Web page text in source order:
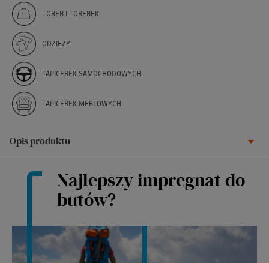
TOREB I TOREBEK
ODZIEŻY
TAPICEREK SAMOCHODOWYCH
TAPICEREK MEBLOWYCH
Opis produktu
Najlepszy impregnat do
butów?